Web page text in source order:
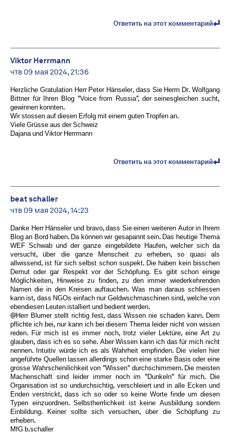
Ответить на этот комментарий
Viktor Herrmann
чтв 09 мая 2024, 21:36
Herzliche Gratulation Herr Peter Hänseler, dass Sie Herrn Dr. Wolfgang
Bittner für Ihren Blog "Voice from Russia", der seinesgleichen sucht,
gewinnen konnten.
Wir stossen auf diesen Erfolg mit einem guten Tropfen an.
Viele Grüsse aus der Schweiz
Dajana und Viktor Herrmann
Ответить на этот комментарий
beat schaller
чтв 09 мая 2024, 14:23
Danke Herr Hänseler und bravo, dass Sie einen weiteren Autor in Ihrem
Blog an Bord haben. Da können wir gesapannt sein. Das heutige Thema
WEF Schwab und der ganze eingebildete Haufen, welcher sich da
versucht, über die ganze Menscheit zu erheben, so quasi als
allwissend, ist für sich selbst schon suspekt. Die haben kein bisschen
Demut oder gar Respekt vor der Schöpfung. Es gibt schon einige
Möglichkeiten, Hinweise zu finden, zu den immer wiederkehrenden
Namen die in den Kreisen auftauchen. Was man daraus schliessen
kann ist, dass NGOs einfach nur Geldwschmaschinen sind, welche von
ebendiesen Leuten istalliert und bedient werden.
@Herr Blumer stellt richtig fest, dass Wissen nie schaden kann. Dem
pflichte ich bei, nur kann ich bei diesem Thema leider nicht von wissen
reden. Für mich ist es immer noch, trotz vieler Lektüre, eine Art zu
glauben, dass ich es so sehe. Aber Wissen kann ich das für mich nicht
nennen. Intuitiv würde ich es als Wahrheit empfinden. Die vielen hier
angeführte Quellen lassen allerdings schon eine starke Basis oder eine
grosse Wahrschenilichkeit von "Wissen" durchschimmern. Die meisten
Machenschaft sind leider immer noch im "Dunkeln" für mich. Die
Organisation ist so undurchsichtig, verschleiert und in alle Ecken und
Enden verstrickt, dass ich so oder so keine Worte finde um diesen
Typen einzuordnen. Selbstherrlichkeit ist keine Ausbildung sondern
Einbildung. Keiner sollte sich versuchen, über die Schöpfung zu
erheben.
MfG b.schaller